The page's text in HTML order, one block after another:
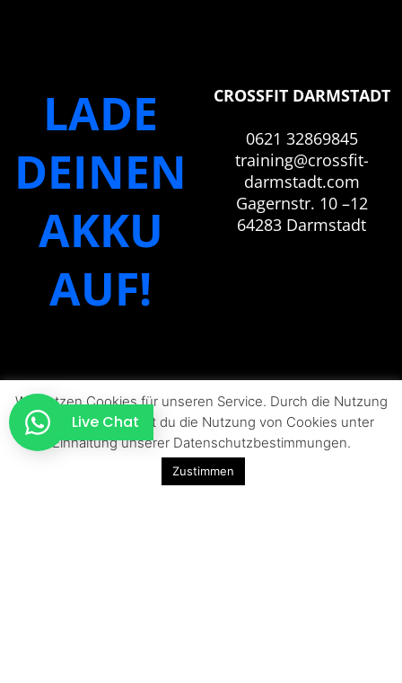
LADE
DEINEN
AKKU
AUF!
CROSSFIT DARMSTADT
0621 32869845
training@crossfit-
darmstadt.com
Gagernstr. 10 –12
64283 Darmstadt
Wir nutzen Cookies für unseren Service. Durch die Nutzung
der Website erlaubst du die Nutzung von Cookies unter
Einhaltung unserer Datenschutzbestimmungen.
Zustimmen
Live Chat